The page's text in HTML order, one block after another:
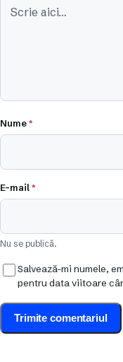
Nume*
E-mail*
Nu se publică.
Salvează-mi numele,
pentru data viitoare